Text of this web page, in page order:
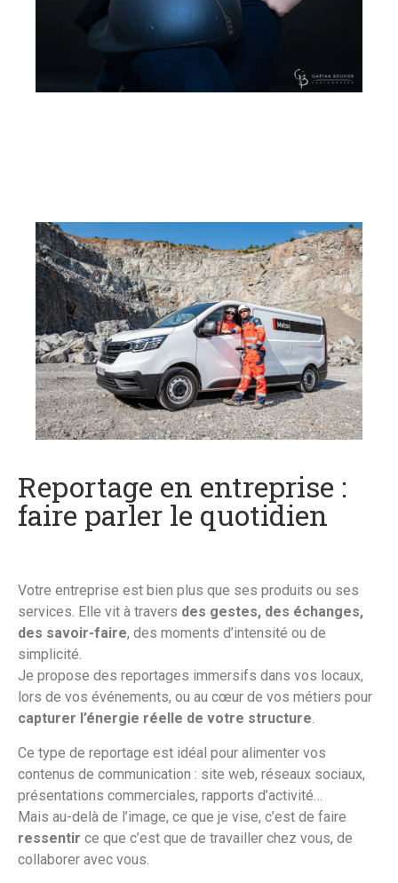
Reportage en entreprise :
faire parler le quotidien
Votre entreprise est bien plus que ses produits ou ses
services. Elle vit à travers des gestes, des échanges,
des savoir-faire, des moments d’intensité ou de
simplicité.
Je propose des reportages immersifs dans vos locaux,
lors de vos événements, ou au cœur de vos métiers pour
capturer l’énergie réelle de votre structure.
Ce type de reportage est idéal pour alimenter vos
contenus de communication : site web, réseaux sociaux,
présentations commerciales, rapports d’activité…
Mais au-delà de l’image, ce que je vise, c’est de faire
ressentir ce que c’est que de travailler chez vous, de
collaborer avec vous.